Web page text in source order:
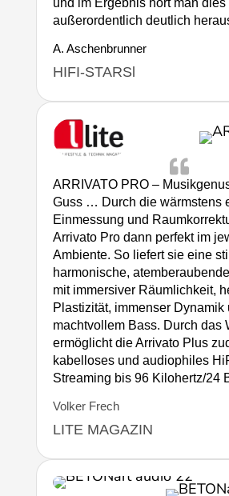
und im Ergebnis hört man dies
außerordentlich deutlich
A. Aschenbrunner
HIFI-STARSl

ARRIVATO PRO –
Guss … Durch die wärmstens
Einmessung und
Arrivato Pro dann perfekt im
Ambiente. So liefert sie eine
harmonische,
mit immersiver Räumlichkeit,
Plastizität, immenser Dynamik
machtvollem Bass. Durch das
ermöglicht die Arrivato Plus
kabelloses und audiophiles
Streaming bis 96 Kilohertz/24
Volker Frech
LITE MAGAZIN